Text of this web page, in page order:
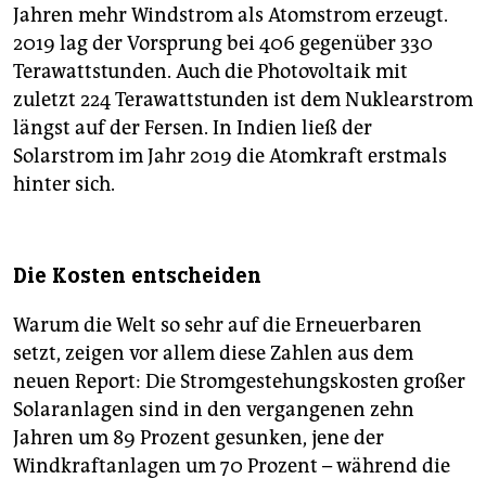
Jahren mehr Windstrom als Atomstrom erzeugt.
2019 lag der Vorsprung bei 406 gegenüber 330
Terawattstunden. Auch die Photovoltaik mit
zuletzt 224 Terawattstunden ist dem Nuklearstrom
längst auf der Fersen. In Indien ließ der
Solarstrom im Jahr 2019 die Atomkraft erstmals
hinter sich.
Die Kosten entscheiden
Warum die Welt so sehr auf die Erneuerbaren
setzt, zeigen vor allem diese Zahlen aus dem
neuen Report: Die Stromgestehungskosten großer
Solaranlagen sind in den vergangenen zehn
Jahren um 89 Prozent gesunken, jene der
Windkraftanlagen um 70 Prozent – während die